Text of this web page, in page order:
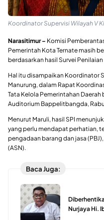
Koordinator Supervisi Wilayah V
Narasitimur– Komisi
Pemerintah Kota Ternate masih
berdasarkan hasil Survei
Hal itu disampaikan Koordinator
Manurung, dalam Rapat
Tata Kelola Pemerintahan
Auditorium Bappelitbangda,
Menurut Maruli, hasil SPI
yang perlu mendapat perhatian,
pengadaan barang dan jasa
(ASN).
Baca Juga:
Nurjaya Hi.